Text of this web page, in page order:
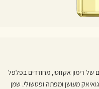
של רימון אקזוטי, מחודדים בפלפל
מעושן ומפתה ופטשולי. שמן